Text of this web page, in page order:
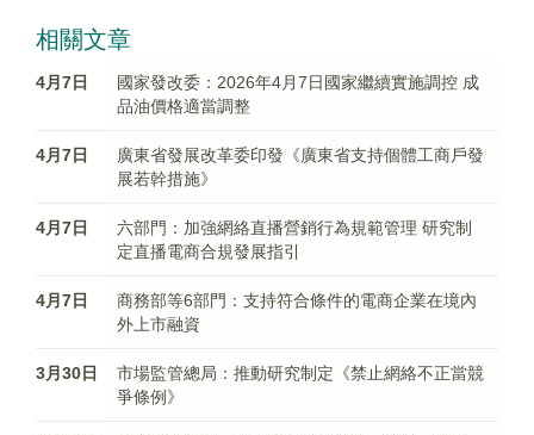
相關文章
4月7日
國家發改委：2026年4月7日國家繼續實施調控 成
品油價格適當調整
4月7日
廣東省發展改革委印發《廣東省支持個體工商戶發
展若幹措施》
4月7日
六部門：加強網絡直播營銷行為規範管理 研究制
定直播電商合規發展指引
4月7日
商務部等6部門：支持符合條件的電商企業在境內
外上市融資
3月30日
市場監管總局：推動研究制定《禁止網絡不正當競
爭條例》